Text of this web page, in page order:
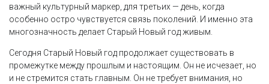
важный культурный маркер, для третьих — день, когда
особенно остро чувствуется связь поколений. И именно эта
многозначность делает Старый Новый год живым.
Сегодня Старый Новый год продолжает существовать в
промежутке между прошлым и настоящим. Он не исчезает, но
и не стремится стать главным. Он не требует внимания, но